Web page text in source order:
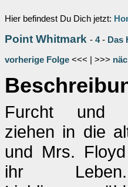
Hier befindest Du Dich jetzt:
Point Whitmark - 4- Das
vorherige Folge <<< | >>>
Furcht und
ziehen in die
und Mrs.
ihr